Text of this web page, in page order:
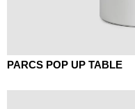
PARCS POP UP TABLE